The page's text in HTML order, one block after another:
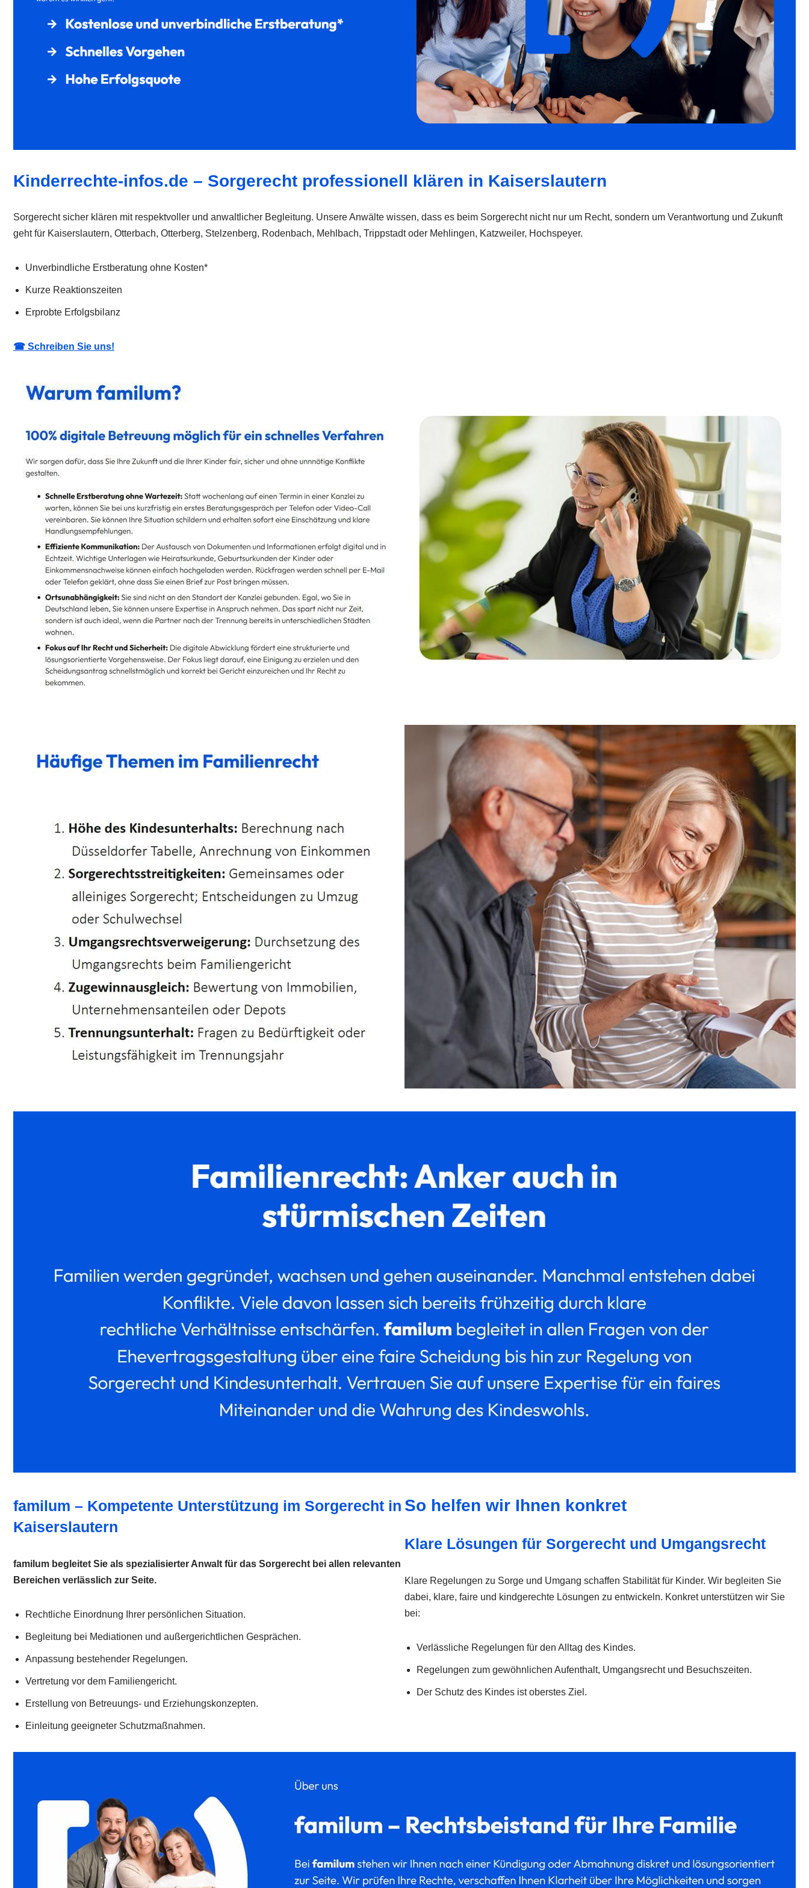
Kinderrechte-infos.de – Sorgerecht professionell klären in Kaiserslautern
Sorgerecht sicher klären mit respektvoller und anwaltlicher Begleitung. Unsere Anwälte wissen, dass es beim Sorgerecht nicht nur um Recht, sondern um Verantwortung und Zukunft
geht für Kaiserslautern, Otterbach, Otterberg, Stelzenberg, Rodenbach, Mehlbach, Trippstadt oder Mehlingen, Katzweiler, Hochspeyer.
Unverbindliche Erstberatung ohne Kosten*
Kurze Reaktionszeiten
Erprobte Erfolgsbilanz
☎ Schreiben Sie uns!
familum – Kompetente Unterstützung im Sorgerecht in
Kaiserslautern
familum begleitet Sie als spezialisierter Anwalt für das Sorgerecht bei allen relevanten
Bereichen verlässlich zur Seite.
Rechtliche Einordnung Ihrer persönlichen Situation.
Begleitung bei Mediationen und außergerichtlichen Gesprächen.
Anpassung bestehender Regelungen.
Vertretung vor dem Familiengericht.
Erstellung von Betreuungs- und Erziehungskonzepten.
Einleitung geeigneter Schutzmaßnahmen.
So helfen wir Ihnen konkret
Klare Lösungen für Sorgerecht und Umgangsrecht
Klare Regelungen zu Sorge und Umgang schaffen Stabilität für Kinder. Wir begleiten Sie
dabei, klare, faire und kindgerechte Lösungen zu entwickeln. Konkret unterstützen wir Sie
bei:
Verlässliche Regelungen für den Alltag des Kindes.
Regelungen zum gewöhnlichen Aufenthalt, Umgangsrecht und Besuchszeiten.
Der Schutz des Kindes ist oberstes Ziel.